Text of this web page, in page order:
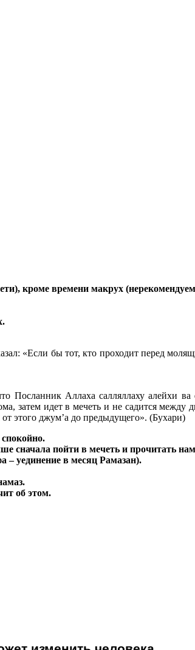
кроме времени макрух
«Если бы тот, кто проходит перед
Посланник Аллаха салляллаху алейхи
затем идет в мечеть и не садится
этого джум’а до предыдущего». (Бухари)
сначала пойти в мечеть и прочитать
– уединение в месяц Рамазан).
об этом.